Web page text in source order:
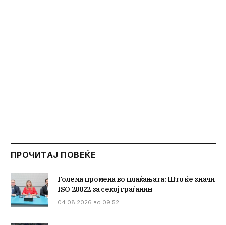
ПРОЧИТАЈ ПОВЕЌЕ
Голема промена во плаќањата: Што ќе значи
ISO 20022 за секој граѓанин
04.08.2026 во 09:52